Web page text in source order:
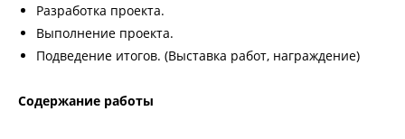
Разработка проекта.
Выполнение проекта.
Подведение итогов. (Выставка работ, награждение)
Содержание работы